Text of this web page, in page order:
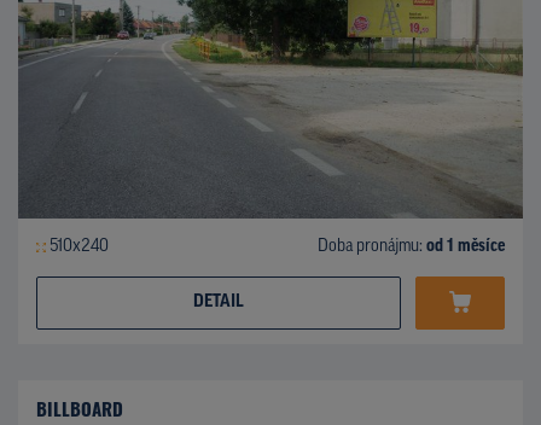
510x240 Doba pronájmu: od 1 měsíce
DETAIL
BILLBOARD